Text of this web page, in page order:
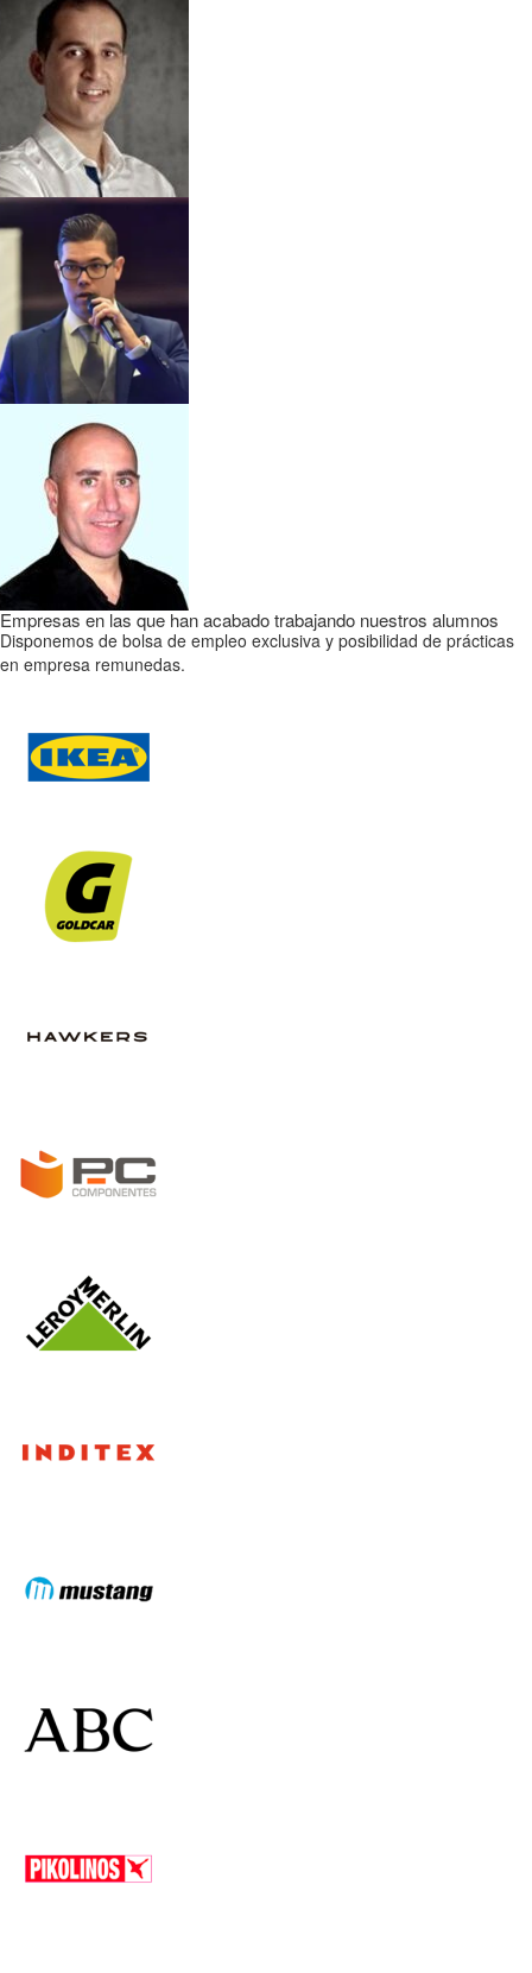
Empresas en las que han acabado trabajando nuestros alumnos
Disponemos de bolsa de empleo exclusiva y posibilidad de prácticas
en empresa remunedas.